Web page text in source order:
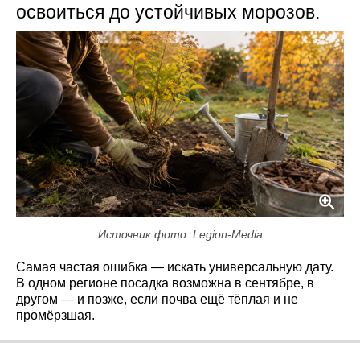
освоиться до устойчивых морозов.
Источник фото: Legion-Media
Самая частая ошибка — искать универсальную дату.
В одном регионе посадка возможна в сентябре, в
другом — и позже, если почва ещё тёплая и не
промёрзшая.